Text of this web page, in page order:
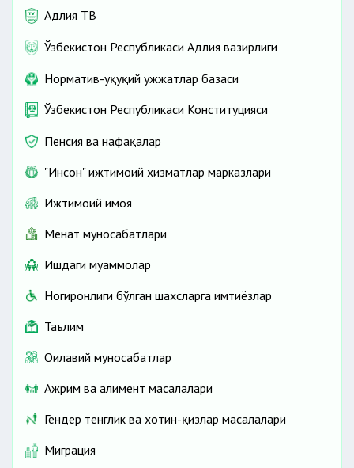
Адлия ТВ
Ўзбекистон Республикаси Адлия вазирлиги
Норматив-ҳуқуқий ҳужжатлар базаси
Ўзбекистон Республикаси Конституцияси
Пенсия ва нафақалар
"Инсон" ижтимоий хизматлар марказлари
Ижтимоий ҳимоя
Меҳнат муносабатлари
Ишдаги муаммолар
Ногиронлиги бўлган шахсларга имтиёзлар
Таълим
Оилавий муносабатлар
Ажрим ва алимент масалалари
Гендер тенглик ва хотин-қизлар масалалари
Миграция